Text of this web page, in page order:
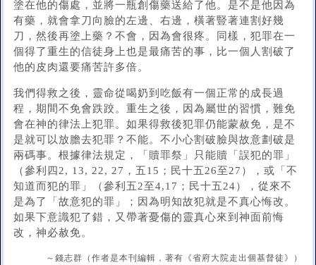
塗在他的傷處，並將一瓶創傷藥送給了他。是不是他因為
有藥，就會拿刀向臉的左邊、右邊，橫著豎著連割好幾
刀，然後再塗上藥？不會，因為會很疼。同樣，犯罪在一
個得了重生的信徒身上也是最痛苦的事，比一個人割破了
他的皮肉還要痛苦許多倍。
我們得救之後，靈命從喝奶到吃飯有一個正常的成長過
程，期間不免會跌跤。重生之後，因為屬世的習慣，難免
會在神的律法上犯罪。如果得救後犯罪仍能蒙赦免，是不
是就可以放膽去犯罪？不能。不小心割破臉與故意劃破是
兩碼事。根據律法規定，「贖罪祭」只能贖「誤犯的罪」
（參利四2, 13, 22, 27，五15；民十五26至27），或「不
知道而犯的罪」（參利五2至4,17；民十五24），從來不
是為了「故意犯的罪」；因為明知故犯就是不真心悔改。
如果下意識犯了錯，又帶著憂傷的靈真心來到神面前悔
改，神必赦免。
～錢志群（作者是本刊編輯，著有《省府大院走出個基督徒》）